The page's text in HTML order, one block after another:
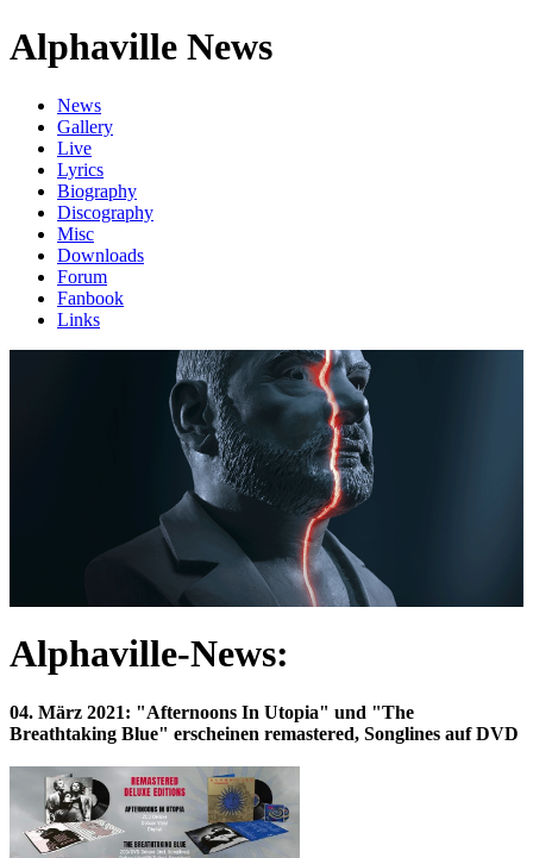
Alphaville News
News
Gallery
Live
Lyrics
Biography
Discography
Misc
Downloads
Forum
Fanbook
Links
Alphaville-News:
04. März 2021: "Afternoons In Utopia" und "The
Breathtaking Blue" erscheinen remastered, Songlines auf DVD